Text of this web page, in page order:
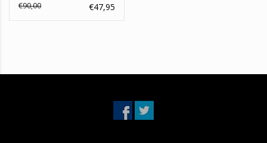
€90,00 €47,95